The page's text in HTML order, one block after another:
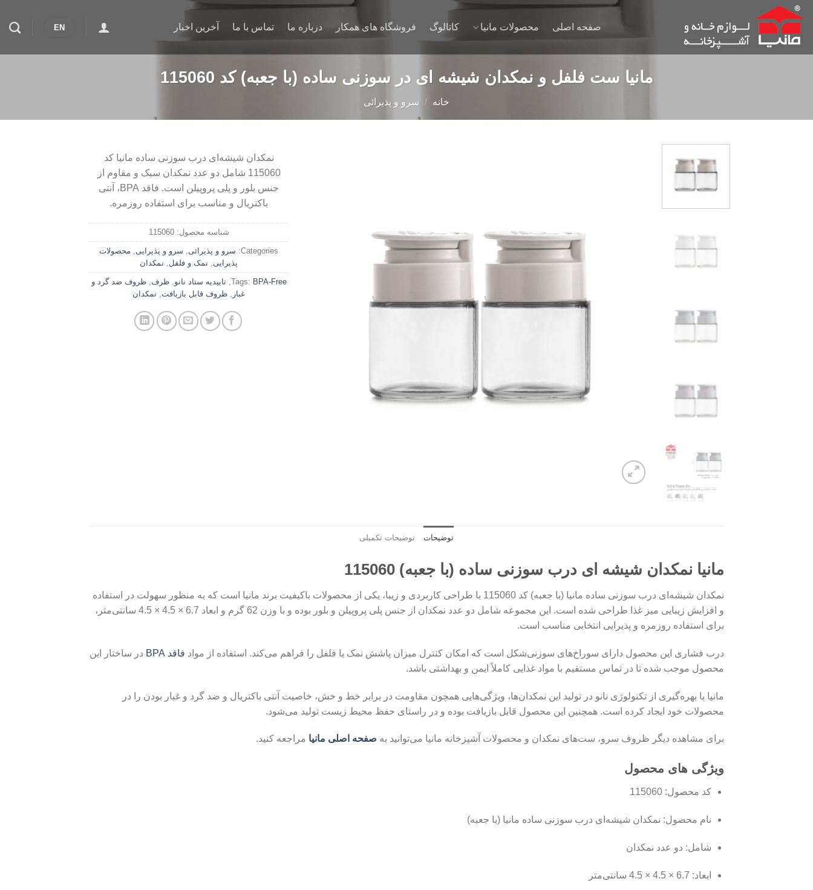
Skip
content
صفحه اصلی محصولات مانیا کاتالوگ فروشگاه های همکار درباره ما تماس با ما آخرین اخبار EN
مانیا ست فلفل و نمکدان شیشه ای در سوزنی ساده (با جعبه) کد 115060
خانه / سرو و پذیرائی
نمکدان شیشه‌ای درب سوزنی ساده مانیا کد
115060 شامل دو عدد نمکدان سبک و مقاوم از
جنس بلور و پلی پروپیلن است. فاقد BPA، آنتی
باکتریال و مناسب برای استفاده روزمره.
شناسه محصول:115060
Categories: سرو و پذیرائی, سرو و پذیرایی, محصولات
پذیرایی, نمک و فلفل, نمکدان
Tags: BPA-Free
,تاییدیه ستاد نانو,ظرف,ظروف ضد گرد و
غبار , ظروف قابل بازیافت, نمکدان
توضیحات توضیحات تکمیلی
مانیا نمکدان شیشه ای درب سوزنی ساده (با جعبه) 115060
نمکدان شیشه‌ای درب سوزنی ساده مانیا (با جعبه) کد 115060 با طراحی کاربردی و زیبا، یکی از محصولات باکیفیت برند مانیا است که به منظور سهولت در استفاده
و افزایش زیبایی میز غذا طراحی شده است. این مجموعه شامل دو عدد نمکدان از جنس پلی پروپیلن و بلور بوده و با وزن 62 گرم و ابعاد 6.7 × 4.5 × 4.5 سانتی‌متر،
برای استفاده روزمره و پذیرایی انتخابی مناسب است.
درب فشاری این محصول دارای سوراخ‌های سوزنی‌شکل است که امکان کنترل میزان پاشش نمک یا فلفل را فراهم می‌کند. استفاده از مواد فاقد BPA
در ساختار این
محصول موجب شده تا در تماس مستقیم با مواد غذایی کاملاً ایمن و بهداشتی باشد.
مانیا با بهره‌گیری از تکنولوژی نانو در تولید این نمکدان‌ها، ویژگی‌هایی همچون مقاومت در برابر خط و خش، خاصیت آنتی باکتریال و ضد گرد و غبار بودن را در
محصولات خود ایجاد کرده است. همچنین این محصول قابل بازیافت بوده و در راستای حفظ محیط زیست تولید می‌شود.
برای مشاهده دیگر ظروف سرو، ست‌های نمکدان و محصولات آشپزخانه مانیا می‌توانید به صفحه اصلی مانیا مراجعه کنید.
ویژگی‌ های محصول
کد محصول: 115060
نام محصول: نمکدان شیشه‌ای درب سوزنی ساده مانیا (با جعبه)
شامل: دو عدد نمکدان
ابعاد: 6.7 × 4.5 × 4.5 سانتی‌متر